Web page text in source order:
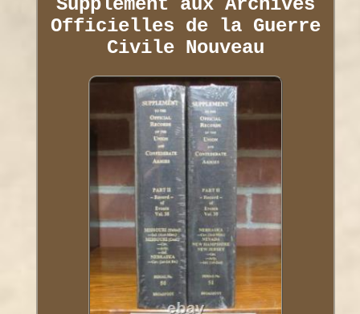
Officielles de la Guerre
Civile Nouveau